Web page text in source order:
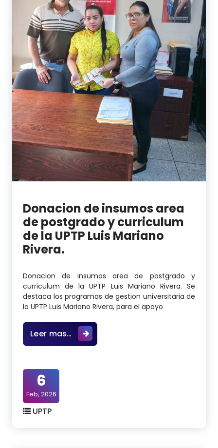
Donacion de insumos area
de postgrado y curriculum
de la UPTP Luis Mariano
Rivera.
Donacion de insumos area de postgrado y
curriculum de la UPTP Luis Mariano Rivera. Se
destaca los programas de gestion universitaria de
la UPTP Luis Mariano Rivera, para el apoyo
Leer mas… Donacion de insumos area de
6
Feb, 2026
UPTP